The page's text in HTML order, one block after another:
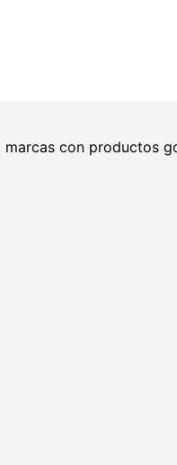
con productos